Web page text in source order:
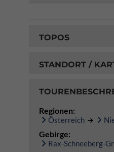
TOPOS
STANDORT /
Regionen:
Österreich
Gebirge:
Rax-Schneeberg-